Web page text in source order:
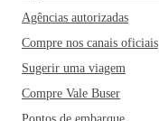
Agências autorizadas
Compre nos canais oficiais
Sugerir uma viagem
Compre Vale Buser